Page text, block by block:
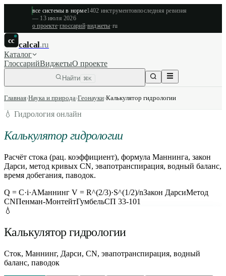
все системы в норме1402 инструментовпоследняя ревизия
— 13 июля 2026
о проекте·глоссарий·виджеты·ru
cc calcal.ru
Каталог
ГлоссарийВиджетыО проекте
Найти ⌘K
Главная›Наука и природа›Геонауки›Калькулятор гидрологии
💧 Гидрология онлайн
Калькулятор гидрологии
Расчёт стока (рац. коэффициент), формула Маннинга, закон
Дарси, метод кривых CN, эвапотранспирация, водный баланс,
время добегания, паводок.
Q = C·i·AМаннинг V = R^(2/3)·S^(1/2)/nЗакон ДарсиМетод
CNПенман-МонтейтГумбельСП 33-101
💧
Калькулятор гидрологии
Сток, Маннинг, Дарси, CN, эвапотранспирация, водный
баланс, паводок